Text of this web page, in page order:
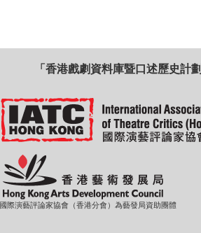
「香港戲劇資料庫暨口述歷史計
國際演藝評論家協會（香港分會）為藝發局資助團體